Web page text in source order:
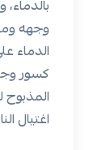
وجهه
الدماء
كسور
المذبوح
اغتيال